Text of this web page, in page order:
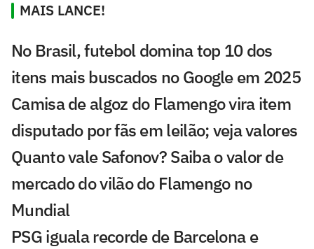
MAIS LANCE!
No Brasil, futebol domina top 10 dos
itens mais buscados no Google em 2025
Camisa de algoz do Flamengo vira item
disputado por fãs em leilão; veja valores
Quanto vale Safonov? Saiba o valor de
mercado do vilão do Flamengo no
Mundial
PSG iguala recorde de Barcelona e